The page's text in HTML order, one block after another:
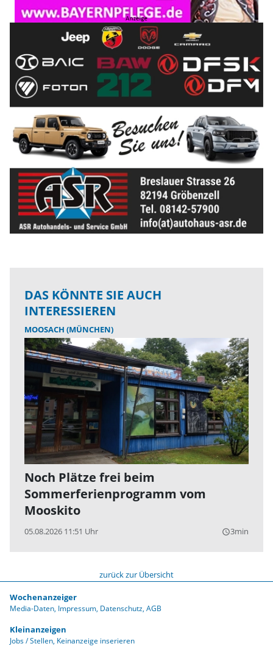
DAS KÖNNTE SIE AUCH
INTERESSIEREN
MOOSACH (MÜNCHEN)
Noch Plätze frei beim
Sommerferienprogramm vom
Mooskito
05.08.2026 11:51 Uhr query_builder3min
zurück zur Übersicht
Wochenanzeiger
Media-Daten Impressum Datenschutz AGB
Kleinanzeigen
Jobs / Stellen Keinanzeige inserieren